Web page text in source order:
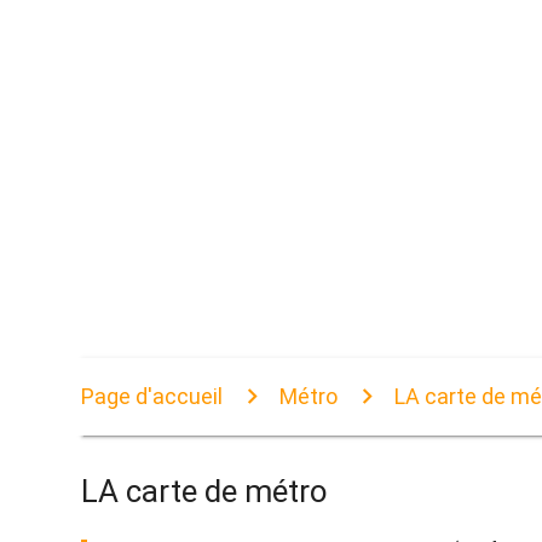
Page d'accueil Métro LA carte de
LA carte de métro